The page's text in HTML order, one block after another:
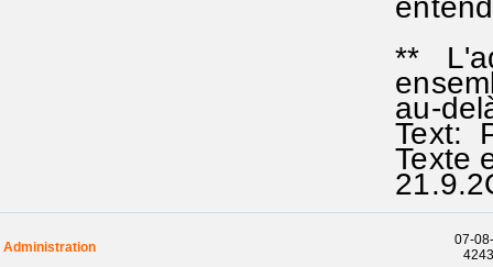
**
au-
Text:
Texte
Administration
07-